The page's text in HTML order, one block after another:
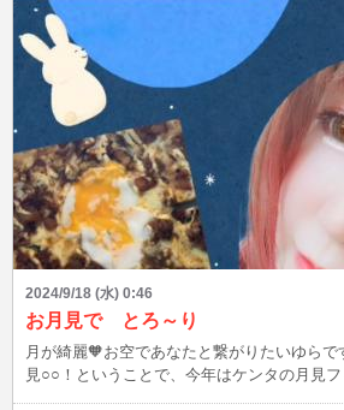
2024/9/18 (水) 0:46
お月見で とろ～り
月が綺麗🧡お空であなたと繋がりたいゆらで
見○○！ということで、今年はケンタの月見